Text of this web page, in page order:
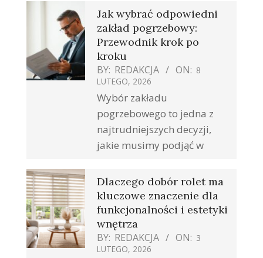
Jak wybrać odpowiedni
zakład pogrzebowy:
Przewodnik krok po
kroku
BY: REDAKCJA ON: 8
LUTEGO, 2026
Wybór zakładu
pogrzebowego to jedna z
najtrudniejszych decyzji,
jakie musimy podjąć w
Dlaczego dobór rolet ma
kluczowe znaczenie dla
funkcjonalności i estetyki
wnętrza
BY: REDAKCJA ON: 3
LUTEGO, 2026